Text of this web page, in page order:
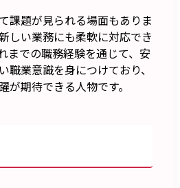
課題が見られる場面もありま
しい業務にも柔軟に対応でき
までの職務経験を通じて、安
職業意識を身につけており、
が期待できる人物です。